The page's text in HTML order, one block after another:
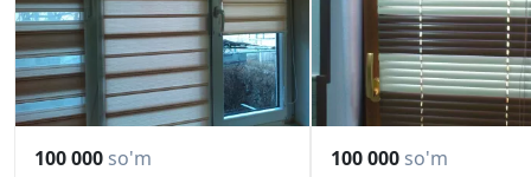
100 000 so'm
100 000 so'm